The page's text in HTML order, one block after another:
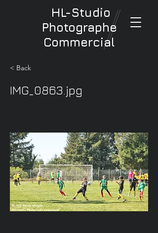
HL-Studio
Photographe
Commercial
< Back
IMG_0863.jpg